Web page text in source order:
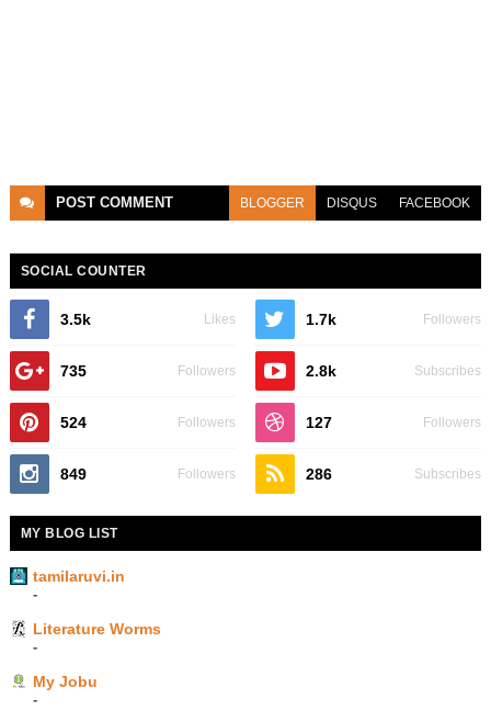
POST COMMENT BLOGGER DISQUS FACEBOOK
SOCIAL COUNTER
3.5k Likes 1.7k Followers
735 Followers 2.8k Subscribes
524 Followers 127 Followers
849 Followers 286 Subscribes
MY BLOG LIST
tamilaruvi.in
-
Literature Worms
-
My Jobu
-